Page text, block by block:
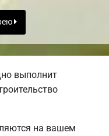
выполнит
на вашем